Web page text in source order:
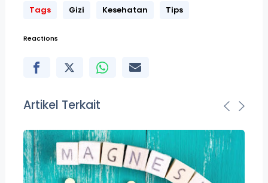
Tags Gizi Kesehatan Tips
Reactions
Artikel Terkait